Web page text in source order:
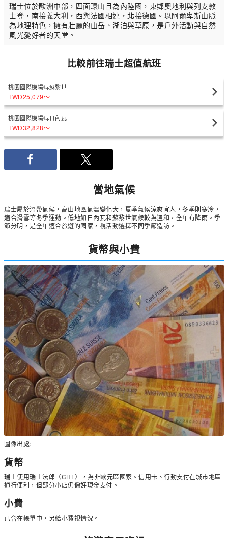
瑞士位於歐洲中部，四面環山且為內陸國，東鄰奧地利與列支敦
士登，南接義大利，西與法國相連，北接德國。以阿爾卑斯山脈
為地理特色，擁有壯麗的山岳、湖泊與草原，是戶外活動與自然
風光愛好者的天堂。
比較前往瑞士超值航班
桃園國際機場 蘇黎世
TWD25,079〜
桃園國際機場 日內瓦
TWD32,828〜
當地氣候
瑞士屬於溫帶氣候，高山地區氣溫變化大，夏季氣候涼爽宜人，冬季則寒冷，
適合滑雪等冬季運動。低地如日內瓦和蘇黎世氣候較為溫和，全年有降雨。季
節分明，是全年適合旅遊的國家，視活動選擇不同季節造訪。
貨幣與小費
圖像出處:
貨幣
瑞士使用瑞士法郎（CHF），為非歐元區國家。信用卡、行動支付在城市地區
通行便利，但部分小店仍偏好現金支付。
小費
已含在帳單中，另給小費視情況。